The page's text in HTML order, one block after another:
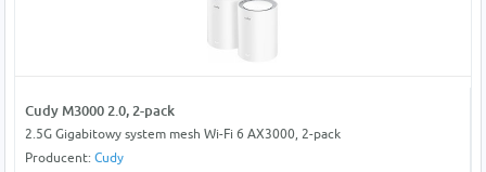
Cudy M3000 2.0, 2-pack
2.5G Gigabitowy system mesh Wi-Fi 6 AX3000, 2-pack
Producent: Cudy